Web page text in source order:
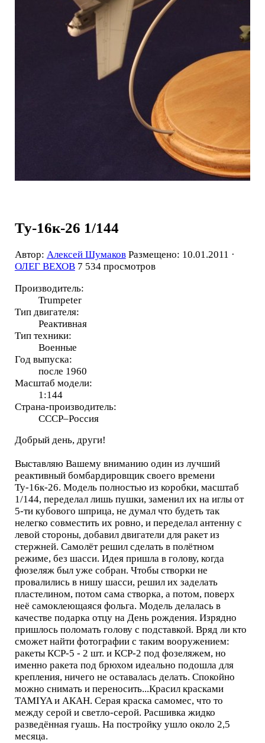
Ту-16к-26 1/144
Автор: Алексей Шумаков Размещено: 10.01.2011 ·
ОЛЕГ ВЕХОВ 7 534 просмотров
Производитель:
Trumpeter
Тип двигателя:
Реактивная
Тип техники:
Военные
Год выпуска:
после 1960
Масштаб модели:
1:144
Страна-производитель:
СССР–Россия
Добрый день, други!
Выставляю Вашему вниманию один из лучший
реактивный бомбардировщик своего времени
Ту-16к-26. Модель полностью из коробки, масштаб
1/144, переделал лишь пушки, заменил их на иглы от
5-ти кубового шприца, не думал что будеть так
нелегко совместить их ровно, и переделал антенну с
левой стороны, добавил двигатели для ракет из
стержней. Самолёт решил сделать в полётном
режиме, без шасси. Идея пришла в голову, когда
фюзеляж был уже собран. Чтобы створки не
провалились в нишу шасси, решил их заделать
пластелином, потом сама створка, а потом, поверх
неё самоклеющаяся фольга. Модель делалась в
качестве подарка отцу на День рождения. Изрядно
пришлось поломать голову с подставкой. Вряд ли кто
сможет найти фотографии с таким вооружением:
ракеты КСР-5 - 2 шт. и КСР-2 под фозеляжем, но
именно ракета под брюхом идеально подошла для
крепления, ничего не оставалась делать. Спокойно
можно снимать и переносить...Красил красками
TAMIYA и АКАН. Серая краска самомес, что то
между серой и светло-серой. Расшивка жидко
разведённая гуашь. На постройку ушло около 2,5
месяца.